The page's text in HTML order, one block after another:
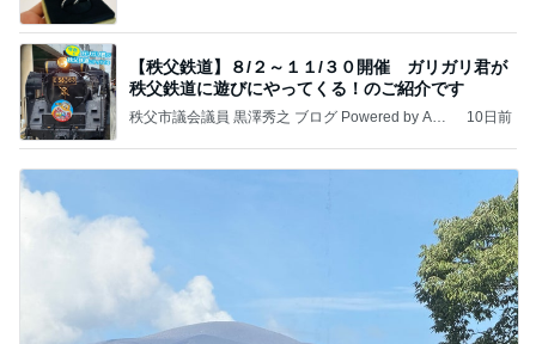
【秩父鉄道】８/２～１１/３０開催 ガリガリ君が
秩父鉄道に遊びにやってくる！のご紹介です
秩父市議会議員 黒澤秀之 ブログ Powered by Ame
10日前